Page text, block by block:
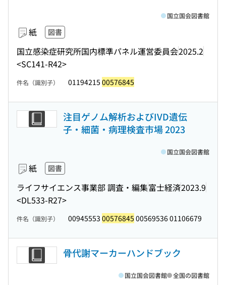
紙 図書
国立感染症研究所国内標準パネル運営委員会2025.2
<SC141-R42>
国立国会図書館
件名（識別子） 01194215 00576845
注目ゲノム解析およびIVD遺伝
子・細菌・病理検査市場 2023
紙 図書
ライフサイエンス事業部 調査・編集富士経済2023.9
<DL533-R27>
国立国会図書館
件名（識別子） 00945553 00576845 00569536 01106679
骨代謝マーカーハンドブック
国立国会図書館 全国の図書館